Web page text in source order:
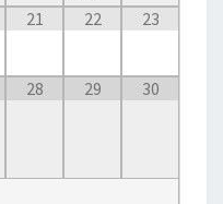
21 22 23
28 29 30